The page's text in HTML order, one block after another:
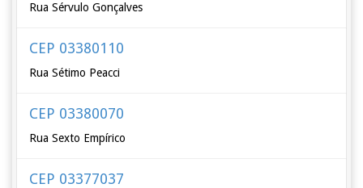
Rua Sérvulo Gonçalves
CEP 03380110
Rua Sétimo Peacci
CEP 03380070
Rua Sexto Empírico
CEP 03377037